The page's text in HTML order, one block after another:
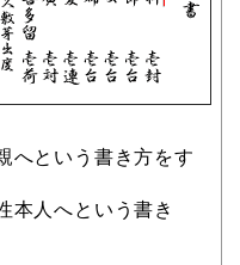
へという書き方をす
本人へという書き